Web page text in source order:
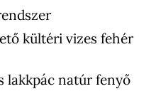
kültéri vizes fehér
lakkpác natúr fenyő